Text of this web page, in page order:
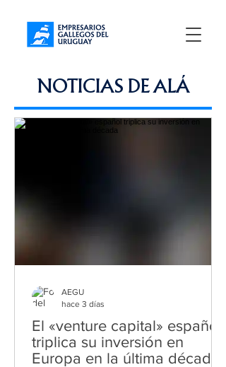
NOTICIAS DE ALÁ
El «venture capital» español
triplica su inversión en
Europa en la última década
AEGU
hace 3 días